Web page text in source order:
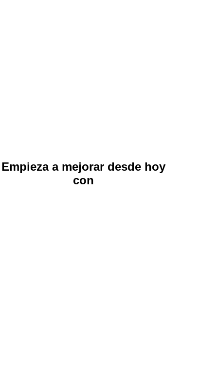
Empieza a mejorar desde hoy
con